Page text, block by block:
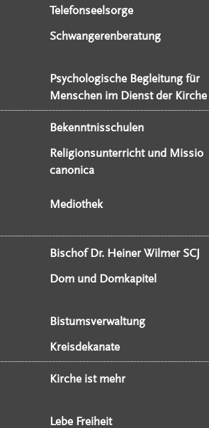
Telefonseelsorge
Schwangerenberatung
Psychologische Begleitung für
Menschen im Dienst der Kirche
Bekenntnisschulen
Religionsunterricht und Missio
canonica
Mediothek
Bischof Dr. Heiner Wilmer SCJ
Dom und Domkapitel
Bistumsverwaltung
Kreisdekanate
Kirche ist mehr
Lebe Freiheit